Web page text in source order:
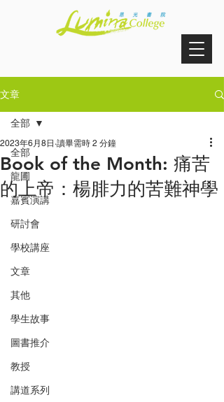
文章
全部
龍圃
嘉賓演講
研討會
學校講座
文章
其他
學生故事
圖書推介
教授
講道系列
全部
Book of the Month: 痛苦
的上帝：楊腓力的苦難神學
2023年6月8日 讀畢需時 2 分鐘